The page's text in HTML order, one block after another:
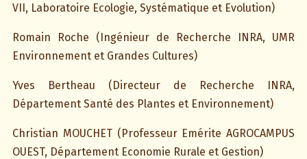
VII, Laboratoire Ecologie, Systématique et Evolution)
Romain Roche (Ingénieur de Recherche INRA, UMR
Environnement et Grandes Cultures)
Yves Bertheau (Directeur de Recherche INRA,
Département Santé des Plantes et Environnement)
Christian MOUCHET (Professeur Emérite AGROCAMPUS
OUEST, Département Economie Rurale et Gestion)